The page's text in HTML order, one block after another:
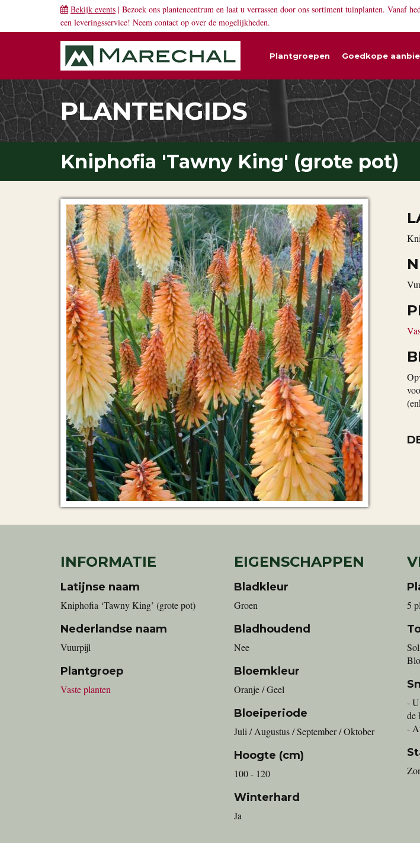
Bekijk events | Bezoek ons plantencentrum en laat u verrassen door ons sortiment tuinplanten. Vanaf
een leveringsservice! Neem contact op over de mogelijkheden.
Plantgroepen Goedkope
PLANTENGIDS
Kniphofia 'Tawny King' (grote pot)
INFORMATIE
Latijnse naam
Kniphofia ‘Tawny King’ (grote pot)
Nederlandse naam
Vuurpijl
Plantgroep
Vaste planten
EIGENSCHAPPEN
Bladkleur
Groen
Bladhoudend
Nee
Bloemkleur
Oranje / Geel
Bloeiperiode
Juli / Augustus / September / Oktober
Hoogte (cm)
100 - 120
Winterhard
Ja
5
-
de
-